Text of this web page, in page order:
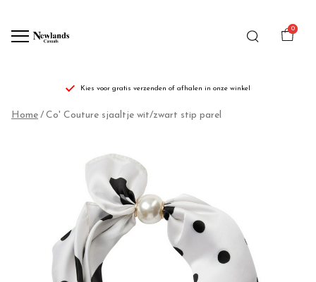
0
Kies voor gratis verzenden of afhalen in onze winkel
Co'
Couture
sjaaltje
wit/zwart
parel
Home Co' Couture sjaaltje wit/zwart stip parel